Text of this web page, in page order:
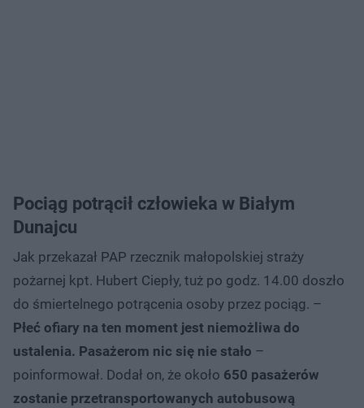
Pociąg potrącił człowieka w Białym
Dunajcu
Jak przekazał PAP rzecznik małopolskiej straży
pożarnej kpt. Hubert Ciepły, tuż po godz. 14.00 doszło
do śmiertelnego potrącenia osoby przez pociąg. –
Płeć ofiary na ten moment jest niemożliwa do
ustalenia. Pasażerom nic się nie stało –
poinformował. Dodał on, że około 650 pasażerów
zostanie przetransportowanych autobusową